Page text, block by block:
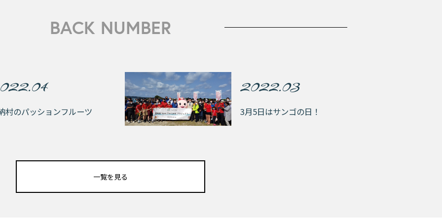
BACK NUMBER
村のパッションフルーツ
2022.03
3月5日はサンゴの日！
一覧を見る